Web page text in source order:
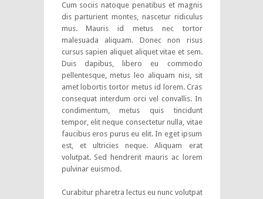
Cum sociis natoque penatibus et magnis
dis parturient montes, nascetur ridiculus
mus. Mauris id metus nec tortor
malesuada aliquam. Donec non risus
cursus sapien aliquet aliquet vitae et sem.
Duis dapibus, libero eu commodo
pellentesque, metus leo aliquam nisi, sit
amet lobortis tortor metus id lorem. Cras
consequat interdum orci vel convallis. In
condimentum, metus quis tincidunt
tempor, elit neque consectetur nulla, vitae
faucibus eros purus eu elit. In eget ipsum
est, et ultricies neque. Aliquam erat
volutpat. Sed hendrerit mauris ac lorem
pulvinar euismod.
Curabitur pharetra lectus eu nunc volutpat